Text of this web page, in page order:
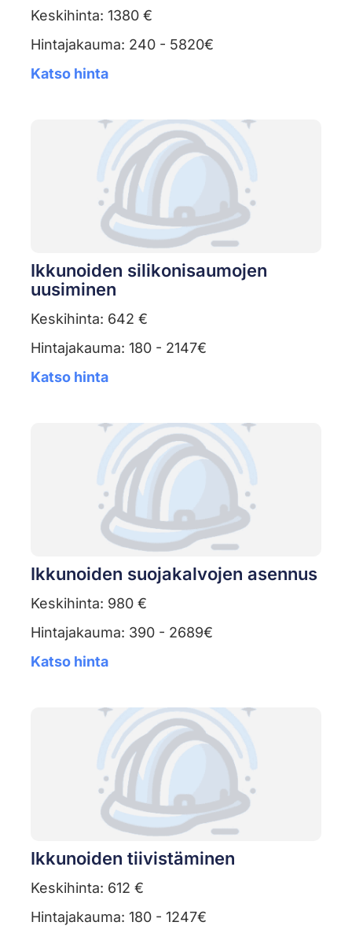
Keskihinta: 1380 €
Hintajakauma: 240 - 5820€
Katso hinta
Ikkunoiden silikonisaumojen
uusiminen
Keskihinta: 642 €
Hintajakauma: 180 - 2147€
Katso hinta
Ikkunoiden suojakalvojen asennus
Keskihinta: 980 €
Hintajakauma: 390 - 2689€
Katso hinta
Ikkunoiden tiivistäminen
Keskihinta: 612 €
Hintajakauma: 180 - 1247€